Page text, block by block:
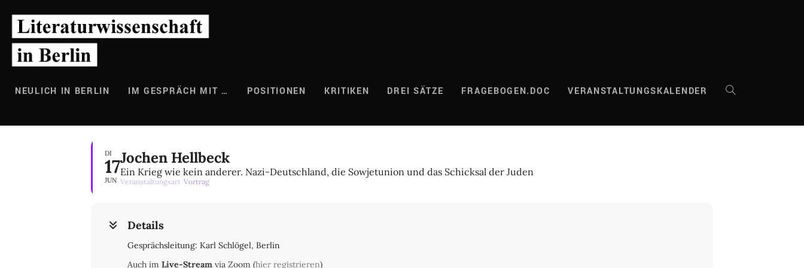
Inhalt
springen
NEULICH IN BERLIN IM GESPRÄCH MIT … POSITIONEN KRITIKEN DREI SÄTZE FRAGEBOGEN.DOC VERANSTALTUNGSKALENDER WEBSITE-
DI
17
JUN
Jochen Hellbeck
Ein Krieg wie kein anderer. Nazi-Deutschland, die Sowjetunion und das Schicksal der Juden
Veranstaltungsart Vortrag
Details
Gesprächsleitung: Karl Schlögel, Berlin
Auch im Live-Stream via Zoom (hier registrieren)